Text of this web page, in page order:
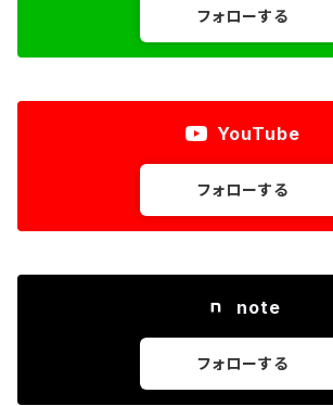
フォローする
YouTube
フォローする
note
フォローする